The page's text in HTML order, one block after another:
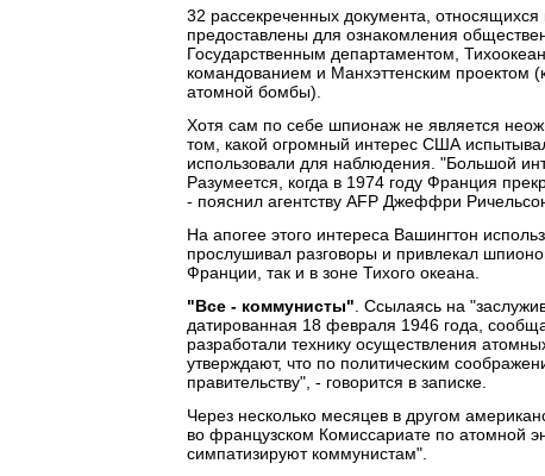
32 рассекреченных документа,
предоставлены для ознакомления
Государственным департаментом,
командованием и Манхэттенским проектом
атомной бомбы).
Хотя сам по себе шпионаж не является
том, какой огромный интерес США
использовали для наблюдения. "Большой
Разумеется, когда в 1974 году Франция
- пояснил агентству AFP Джеффри
На апогее этого интереса Вашингтон
прослушивал разговоры и привлекал
Франции, так и в зоне Тихого океана.
"Все - коммунисты" . Ссылаясь на
датированная 18 февраля 1946 года,
разработали технику осуществления
утверждают, что по политическим
правительству", - говорится в записке.
Через несколько месяцев в другом
во французском Комиссариате по атомной
симпатизируют коммунистам".